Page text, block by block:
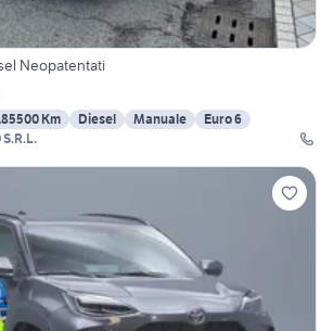
Neopatentati
Km Diesel Manuale
Euro 6
S.R.L.